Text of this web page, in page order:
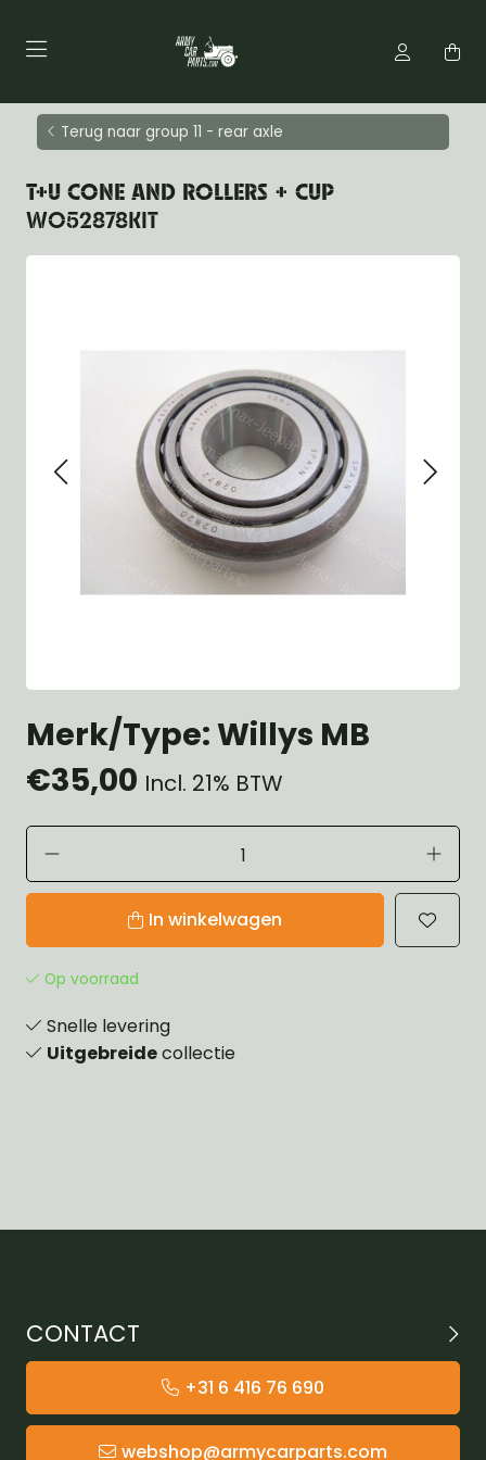
Terug naar group 11 - rear axle
T+U CONE AND ROLLERS + CUP
WO52878KIT
Merk/Type: Willys MB
€35,00 Incl. 21% BTW
In winkelwagen
Op voorraad
Snelle levering
Uitgebreidecollectie
CONTACT
+31 6 416 76 690
webshop@armycarparts.com